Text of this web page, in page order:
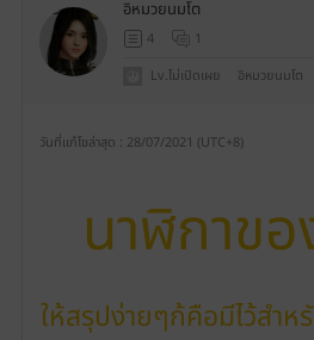
วันที่แก้ไขล่าสุด : 28/07/2021 (UTC+8)
นาฬิกาข
ให้สรุปง่ายๆก้คือมีไว้สำ
อิหมวยนมโต
4
1
Lv.ไม่เปิดเผย
อิหมวยนมโต